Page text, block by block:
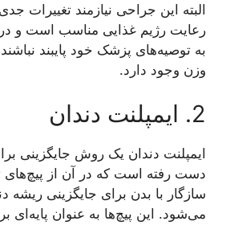
البته این جراحی نیازمند تغییرات
رعایت رژیم غذایی مناسب است و
به توصیه‌های پزشک خود پایبند
وزن وجود دارد.
2. ایمپلنت دندان
ایمپلنت دندان یک روش جایگزینی
دست رفته است که در آن از پیچ‌های
سازگار با بدن برای جایگزینی ریشه
می‌شود. این پیچ‌ها به عنوان پایه‌ای